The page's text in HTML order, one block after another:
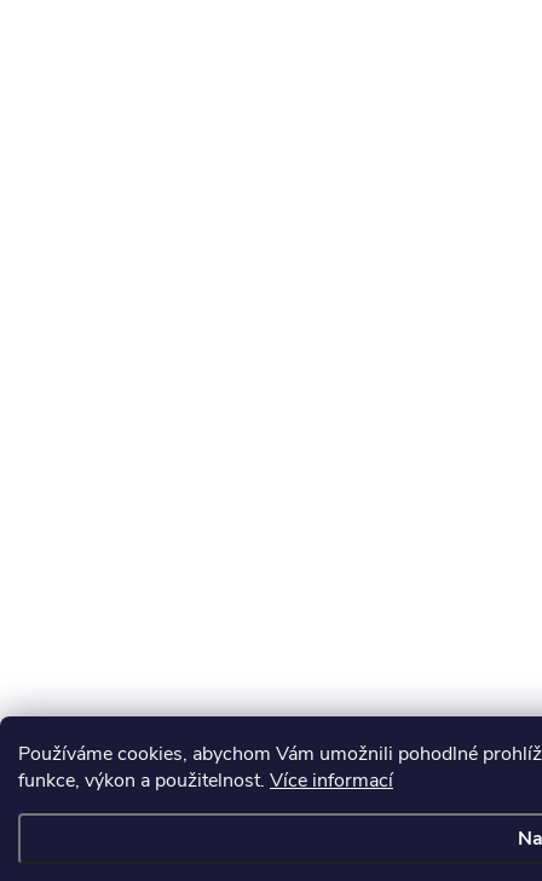
Používáme cookies, abychom Vám umožnili pohodlné
funkce, výkon a použitelnost. Více informací